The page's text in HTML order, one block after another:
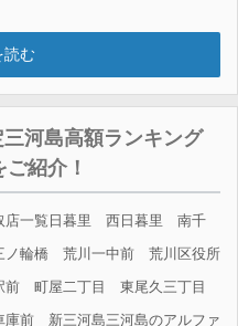
読む
河島高額ランキング
紹介！
店一覧日暮里 西日暮里 南千
輪橋 荒川一中前 荒川区役所
町屋二丁目 東尾久三丁目
前 新三河島三河島のアルファ